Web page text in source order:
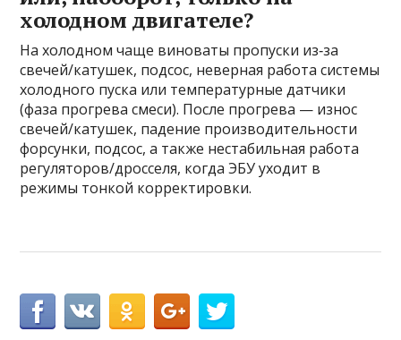
холодном двигателе?
На холодном чаще виноваты пропуски из‑за
свечей/катушек, подсос, неверная работа системы
холодного пуска или температурные датчики
(фаза прогрева смеси). После прогрева — износ
свечей/катушек, падение производительности
форсунки, подсос, а также нестабильная работа
регуляторов/дросселя, когда ЭБУ уходит в
режимы тонкой корректировки.